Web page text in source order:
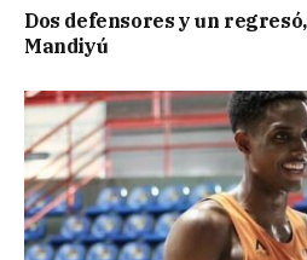
Dos defensores y un
Mandiyú